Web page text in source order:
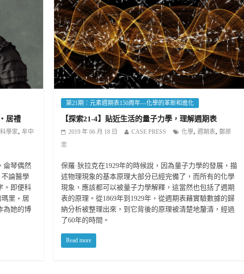
居禮
學家, 牟中
侖琴偶然
論醫學
。即便科
瑪里‧居
為她的博
第21期：元素週期表150周年—化學的革新和進化
【探索21-4】貼近生活的量子力學，理解週期表
2019 年 06 月 18 日 CASE PRESS 化學,週期表,鄭原
忠
保羅·狄拉克在1929年的時候說，因為量子力學的發展，描
述物理現象的基本原理大部分已經完備了，而所有的化學
現象，應該都可以被量子力學解釋，這當然也包括了週期
表的原理。從1869年到1929年，從週期表藉實驗數據的歸
納分析被整理出來，到它背後的原理被清楚地釐清，經過
了60年的時間。
Read more